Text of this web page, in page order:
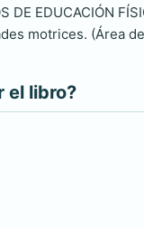
DE EDUCACIÓN
motrices. (Área
el libro?